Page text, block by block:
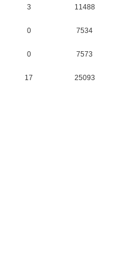
3 11488
0 7534
0 7573
17 25093